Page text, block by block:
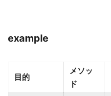
example
目的
メソッ
ド